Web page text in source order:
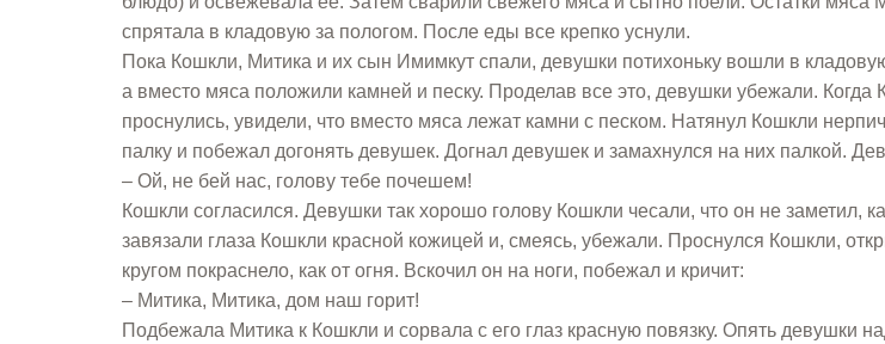
спрятала в кладовую за пологом. После еды все крепко уснули.
Пока Кошкли, Митика и их сын Имимкут спали, девушки потихоньку вошли в
а вместо мяса положили камней и песку. Проделав все это, девушки убежали.
проснулись, увидели, что вместо мяса лежат камни с песком. Натянул Кошкли
палку и побежал догонять девушек. Догнал девушек и замахнулся на них палкой.
– Ой, не бей нас, голову тебе почешем!
Кошкли согласился. Девушки так хорошо голову Кошкли чесали, что он не заметил,
завязали глаза Кошкли красной кожицей и, смеясь, убежали. Проснулся Кошкли,
кругом покраснело, как от огня. Вскочил он на ноги, побежал и кричит:
– Митика, Митика, дом наш горит!
Подбежала Митика к Кошкли и сорвала с его глаз красную повязку. Опять девушки